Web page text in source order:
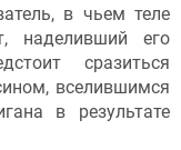
в чьем теле
наделивший его
сразиться
вселившимся
в результате